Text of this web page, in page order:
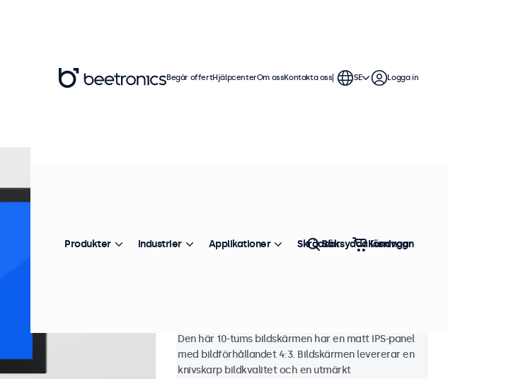
Produktinformation
Den här 10-tums bildskärmen har en matt IPS-panel
med bildförhållandet 4:3. Bildskärmen levererar en
knivskarp bildkvalitet och en utmärkt
Begär offertHjälpcenterOm ossKontakta oss SE Logga in
Produkter Industrier Applikationer Skräddarsydda lösningar
Sök Kundvagn